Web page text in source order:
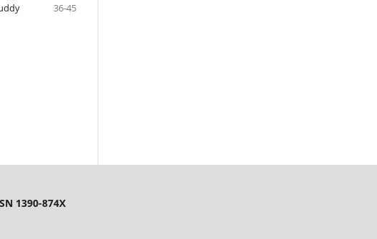
36-45
1390-874X